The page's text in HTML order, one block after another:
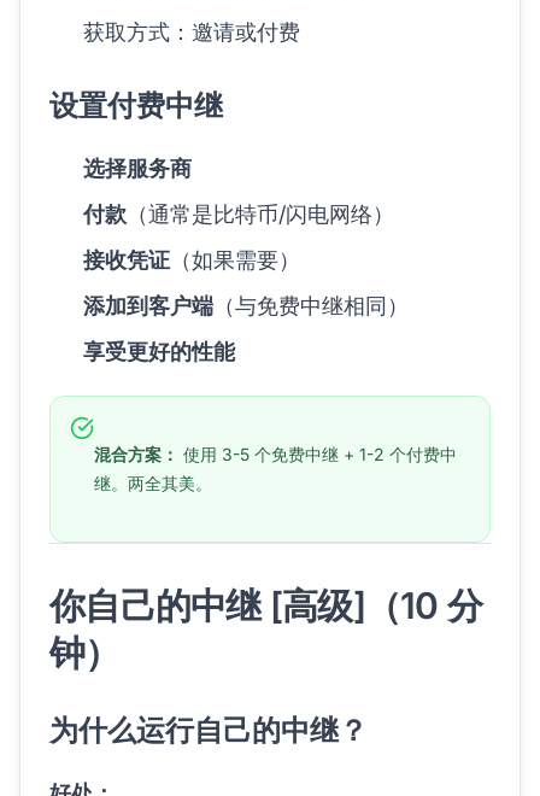
获取方式：邀请或付费
设置付费中继
选择服务商
付款 （通常是比特币/闪电网络）
接收凭证 （如果需要）
添加到客户端 （与免费中继相同）
享受更好的性能
混合方案： 使用 3-5 个免费中继 + 1-2 个付费中
继。两全其美。
你自己的中继 [高级]（10 分
钟）
为什么运行自己的中继？